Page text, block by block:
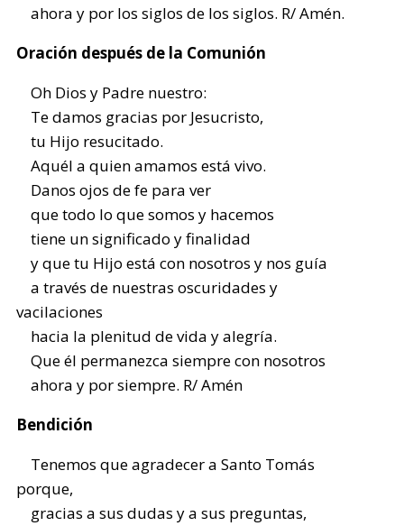
ahora y por los siglos de los siglos. R/ Amén.
Oración después de la Comunión
Oh Dios y Padre nuestro:
Te damos gracias por Jesucristo,
tu Hijo resucitado.
Aquél a quien amamos está vivo.
Danos ojos de fe para ver
que todo lo que somos y hacemos
tiene un significado y finalidad
y que tu Hijo está con nosotros y nos guía
a través de nuestras oscuridades y
vacilaciones
hacia la plenitud de vida y alegría.
Que él permanezca siempre con nosotros
ahora y por siempre. R/ Amén
Bendición
Tenemos que agradecer a Santo Tomás
porque,
gracias a sus dudas y a sus preguntas,